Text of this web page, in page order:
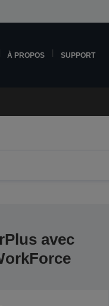
À PROPOS SUPPORT
avec